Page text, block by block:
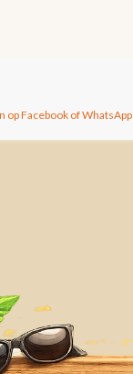
op Facebook of WhatsApp